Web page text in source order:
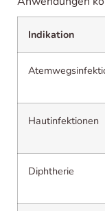
Indikation
Hautinfektionen
Diphtherie